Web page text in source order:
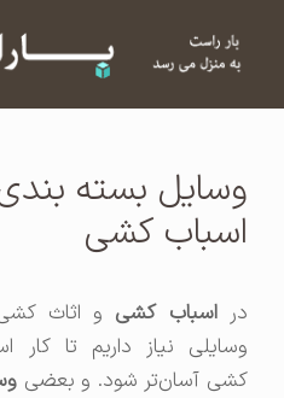
وسایل بسته بندی
اسباب کشی
اسباب کشیو اثاث کشی به
وسایلی نیاز داریم تا کار اسباب
کشی آسان‌تر شود. و بعضیوسایل